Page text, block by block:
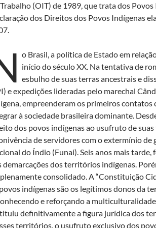
(OIT) de 1989, que trata dos
dos Direitos dos Povos Indígenas
o Brasil, a política de Estado em
início do século XX. Na tentativa de
esbulho de suas terras ancestrais e
e expedições lideradas pelo marechal
empreenderam os primeiros
à sociedade brasileira dominante.
dos povos indígenas ao usufruto de
de servidores com o extermínio
do Índio (Funai). Seis anos mais
demarcações dos territórios indígenas.
consolidado. A “Constituição
indígenas são os legítimos donos da
e reforçando a
definitivamente a figura jurídica dos
territórios, o usufruto exclusivo dos